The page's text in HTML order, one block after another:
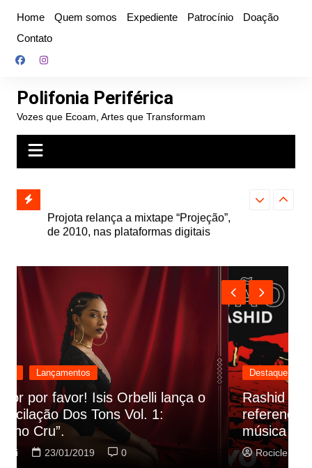
conteúdo
Home Quem somos Expediente Patrocínio
Doação
Contato
Polifonia Periférica
Vozes que Ecoam, Artes que Transformam
e abre
autoral,
Farofa
Destaque Lançamentos
Rashid vai buscar nos HQs as
referencias do clipe de sua nova
música
Rociclei 22/01/2019